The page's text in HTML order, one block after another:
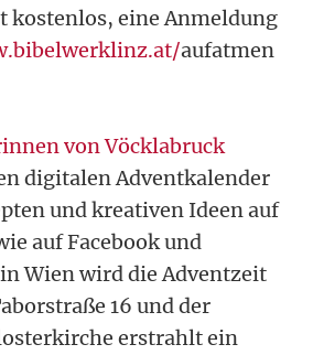
kostenlos, eine Anmeldung
aufatmen
von Vöcklabruck
digitalen Adventkalender
und kreativen Ideen auf
auf Facebook und
Wien wird die Adventzeit
16 und der
erstrahlt ein